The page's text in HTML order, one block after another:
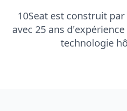
10Seat est construit
avec 25 ans
technologie